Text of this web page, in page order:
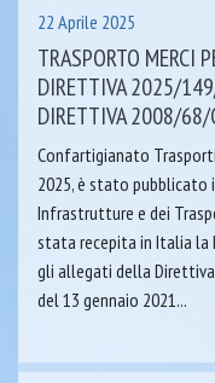
22 Aprile 2025
TRASPORTO MERCI
DIRETTIVA 2025/
DIRETTIVA 2008/68/
Confartigianato
2025, è stato
Infrastrutture e dei
stata recepita in Italia la
gli allegati della
del 13 gennaio 2021...